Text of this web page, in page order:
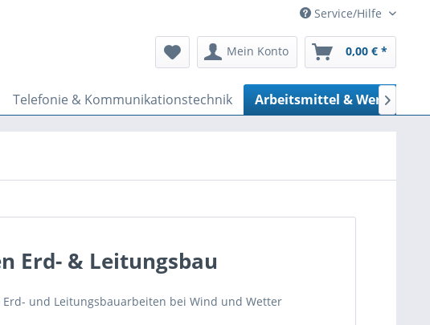
Service/Hilfe
Mein Konto 0,00 € *
Telefonie & Kommunikationstechnik Arbeitsmittel & Werkzeug

Erd- & Leitungsbau
und Leitungsbauarbeiten bei Wind und Wetter